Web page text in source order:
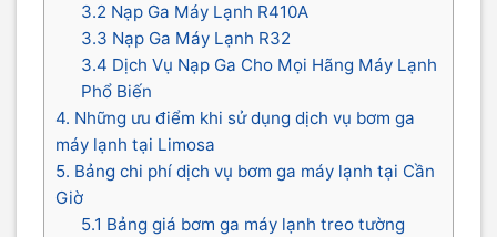
3.2 Nạp Ga Máy Lạnh R410A
3.3 Nạp Ga Máy Lạnh R32
3.4 Dịch Vụ Nạp Ga Cho Mọi Hãng Máy Lạnh
Phổ Biến
4. Những ưu điểm khi sử dụng dịch vụ bơm ga
máy lạnh tại Limosa
5. Bảng chi phí dịch vụ bơm ga máy lạnh tại Cần
Giờ
5.1 Bảng giá bơm ga máy lạnh treo tường